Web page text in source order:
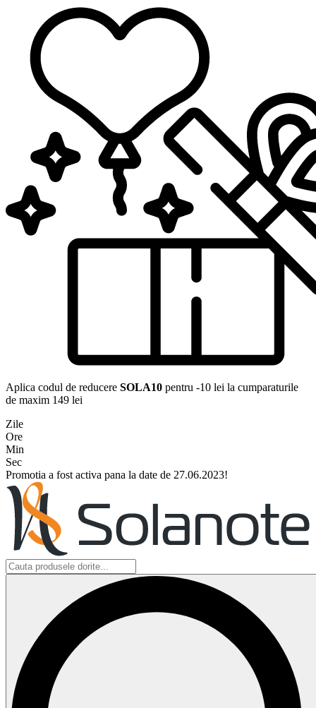
conținut
Aplica codul de reducere SOLA10 pentru -10 lei la cumparaturile
de maxim 149 lei
Zile
Ore
Min
Sec
Promotia a fost activa pana la date de 27.06.2023!
Search
...